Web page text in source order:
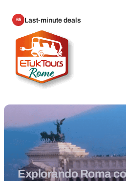
65 Last-minute deals
Explorando Roma